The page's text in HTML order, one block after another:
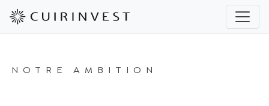
Aller
au
contenu
NOTRE AMBITION